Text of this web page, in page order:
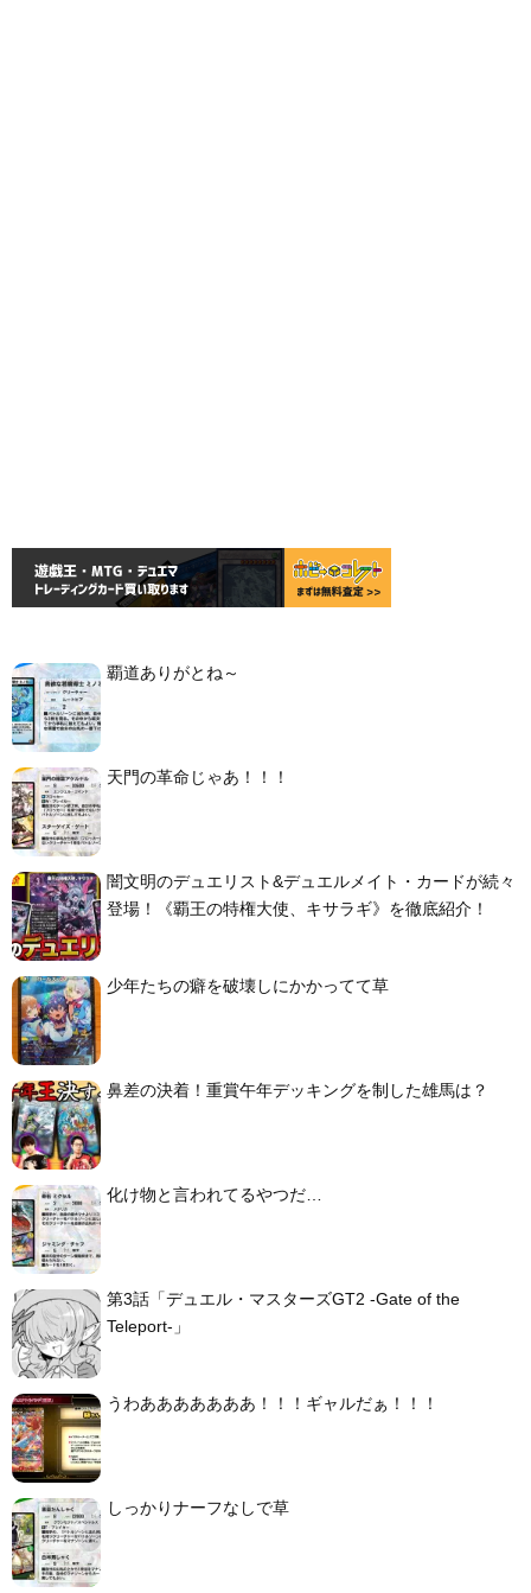
覇道ありがとね～
天門の革命じゃあ！！！
闇文明のデュエリスト&デュエルメイト・カードが続々
登場！《覇王の特権大使、キサラギ》を徹底紹介！
少年たちの癖を破壊しにかかってて草
鼻差の決着！重賞午年デッキングを制した雄馬は？
化け物と言われてるやつだ…
第3話「デュエル・マスターズGT2 -Gate of the
Teleport-」
うわあああああああ！！！ギャルだぁ！！！
しっかりナーフなしで草